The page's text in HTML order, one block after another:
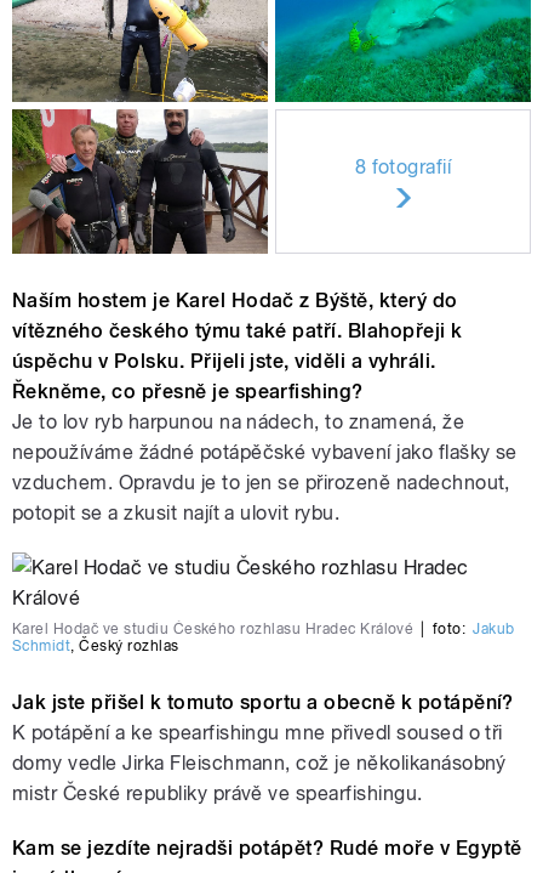
8 fotografií
Naším hostem je Karel Hodač z Býště, který do
vítězného českého týmu také patří. Blahopřeji k
úspěchu v Polsku. Přijeli jste, viděli a vyhráli.
Řekněme, co přesně je spearfishing?
Je to lov ryb harpunou na nádech, to znamená, že
nepoužíváme žádné potápěčské vybavení jako flašky se
vzduchem. Opravdu je to jen se přirozeně nadechnout,
potopit se a zkusit najít a ulovit rybu.
Karel Hodač ve studiu Českého rozhlasu Hradec Králové foto: Jakub
Schmidt,Český rozhlas
Jak jste přišel k tomuto sportu a obecně k potápění?
K potápění a ke spearfishingu mne přivedl soused o tři
domy vedle Jirka Fleischmann, což je několikanásobný
mistr České republiky právě ve spearfishingu.
Kam se jezdíte nejradši potápět? Rudé moře v Egyptě